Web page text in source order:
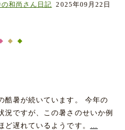
の和尚さん日記 2025年09月22日
酷暑が続いています。 今年の
況ですが、この暑さのせいか例
ど遅れているようです。